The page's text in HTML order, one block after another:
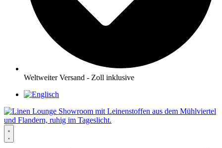
Weltweiter Versand - Zoll inklusive